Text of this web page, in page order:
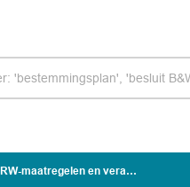
en verantwoording SGBP4